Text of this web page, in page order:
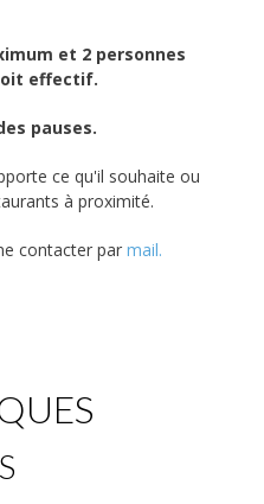
et 2 personnes
effectif.
pauses.
ce qu'il souhaite ou
à proximité.
contacter par mail.